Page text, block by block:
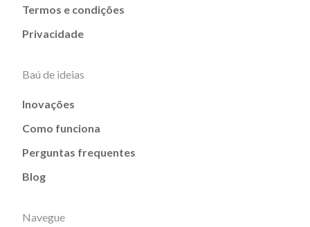
Termos e condições
Privacidade
Baú de ideias
Inovações
Como funciona
Perguntas frequentes
Blog
Navegue